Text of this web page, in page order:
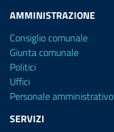
AMMINISTRAZIONE
Consiglio comunale
Giunta comunale
Politici
Uffici
Personale amministrativo
SERVIZI